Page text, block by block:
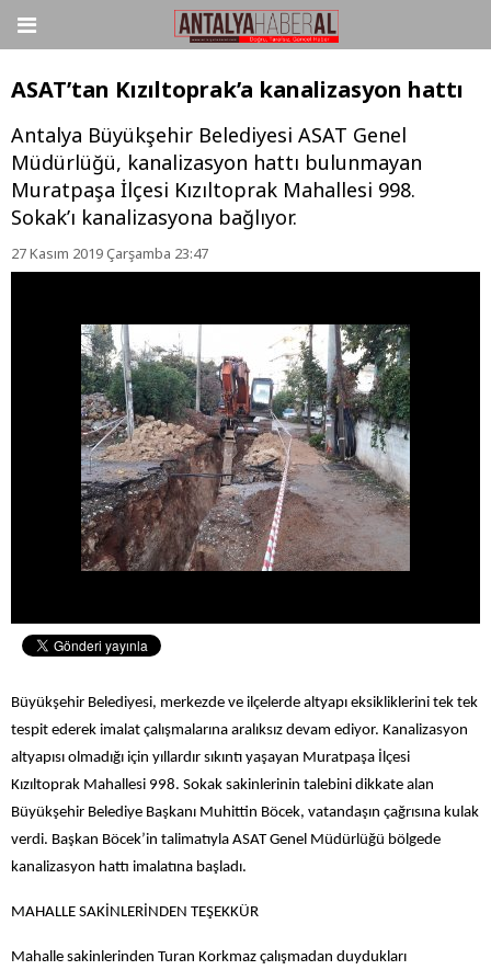
ASAT’tan Kızıltoprak’a kanalizasyon hattı
Antalya Büyükşehir Belediyesi ASAT Genel
Müdürlüğü, kanalizasyon hattı bulunmayan
Muratpaşa İlçesi Kızıltoprak Mahallesi 998.
Sokak’ı kanalizasyona bağlıyor.
27 Kasım 2019 Çarşamba 23:47
Büyükşehir Belediyesi, merkezde ve ilçelerde altyapı eksikliklerini tek tek
tespit ederek imalat çalışmalarına aralıksız devam ediyor. Kanalizasyon
altyapısı olmadığı için yıllardır sıkıntı yaşayan Muratpaşa İlçesi
Kızıltoprak Mahallesi 998. Sokak sakinlerinin talebini dikkate alan
Büyükşehir Belediye Başkanı Muhittin Böcek, vatandaşın çağrısına kulak
verdi. Başkan Böcek’in talimatıyla ASAT Genel Müdürlüğü bölgede
kanalizasyon hattı imalatına başladı.
MAHALLE SAKİNLERİNDEN TEŞEKKÜR
Mahalle sakinlerinden Turan Korkmaz çalışmadan duydukları